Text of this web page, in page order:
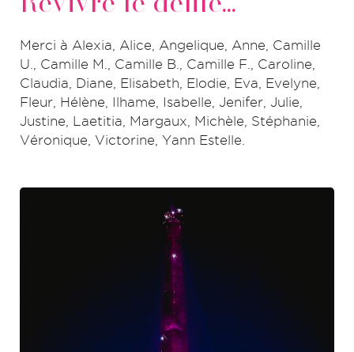
Merci à Alexia, Alice, Angelique, Anne, Camille
U., Camille M., Camille B., Camille F., Caroline,
Claudia, Diane, Elisabeth, Elodie, Eva, Evelyne,
Fleur, Hélène, Ilhame, Isabelle, Jenifer, Julie,
Justine, Laetitia, Margaux, Michèle, Stéphanie,
Véronique, Victorine, Yann Estelle.